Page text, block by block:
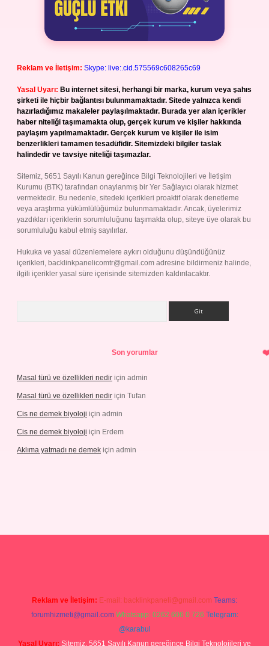
Reklam ve İletişim: Skype: live:.cid.575569c608265c69
Yasal Uyarı: Bu internet sitesi, herhangi bir marka, kurum veya şahıs
şirketi ile hiçbir bağlantısı bulunmamaktadır. Sitede yalnızca kendi
hazırladığımız makaleler paylaşılmaktadır. Burada yer alan içerikler
haber niteliği taşımamakta olup, gerçek kurum ve kişiler hakkında
paylaşım yapılmamaktadır. Gerçek kurum ve kişiler ile isim
benzerlikleri tamamen tesadüfidir. Sitemizdeki bilgiler taslak
halindedir ve tavsiye niteliği taşımazlar.
Sitemiz, 5651 Sayılı Kanun gereğince Bilgi Teknolojileri ve İletişim
Kurumu (BTK) tarafından onaylanmış bir Yer Sağlayıcı olarak hizmet
vermektedir. Bu nedenle, sitedeki içerikleri proaktif olarak denetleme
veya araştırma yükümlülüğümüz bulunmamaktadır. Ancak, üyelerimiz
yazdıkları içeriklerin sorumluluğunu taşımakta olup, siteye üye olarak bu
sorumluluğu kabul etmiş sayılırlar.
Hukuka ve yasal düzenlemelere aykırı olduğunu düşündüğünüz
içerikleri, backlinkpanelicomtr@gmail.com adresine bildirmeniz halinde,
ilgili içerikler yasal süre içerisinde sitemizden kaldırılacaktır.
Son yorumlar
Masal türü ve özellikleri nedir için admin
Masal türü ve özellikleri nedir için Tufan
Cis ne demek biyoloji için admin
Cis ne demek biyoloji için Erdem
Aklıma yatmadı ne demek için admin
Reklam ve İletişim: E-mail: backlinkpaneli@gmail.com Teams:
forumhizmeti@gmail.com Whatsapp: 0262 606 0 726 Telegram:
@karabul
Yasal Uyarı: Sitemiz, 5651 Sayılı Kanun gereğince Bilgi Teknolojileri ve